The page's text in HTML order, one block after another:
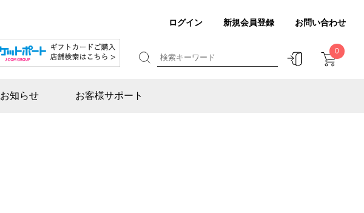
ログイン 新規会員登録 お問い合わせ
0
お知らせ お客様サポート